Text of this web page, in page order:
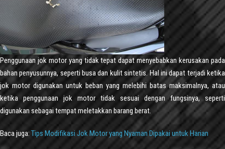
Penggunaan jok motor yang tidak tepat dapat menyebabkan kerusakan pada
bahan penyusunnya, seperti busa dan kulit sintetis. Hal ini dapat terjadi ketika
jok motor digunakan untuk beban yang melebihi batas maksimalnya, atau
ketika penggunaan jok motor tidak sesuai dengan fungsinya, seperti
digunakan sebagai tempat meletakkan barang berat.
Baca juga: Tips Modifikasi Jok Motor yang Nyaman Dipakai untuk Harian